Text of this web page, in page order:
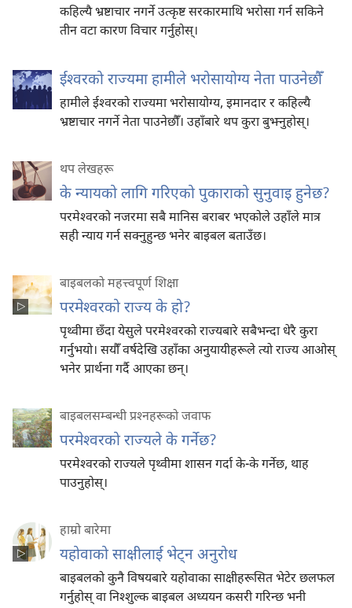
कहिल्यै भ्रष्टाचार नगर्ने उत्कृष्ट सरकारमाथि भरोसा गर्न सकिने
तीन वटा कारण विचार गर्नुहोस्‌।
ईश्‍वरको राज्यमा हामीले भरोसायोग्य नेता पाउनेछौँ
हामीले ईश्‍वरको राज्यमा भरोसायोग्य, इमानदार र कहिल्यै
भ्रष्टाचार नगर्ने नेता पाउनेछौँ। उहाँबारे थप कुरा बुझ्नुहोस्‌।
थप लेखहरू
के न्यायको लागि गरिएको पुकाराको सुनुवाइ हुनेछ?
परमेश्‍वरको नजरमा सबै मानिस बराबर भएकोले उहाँले मात्र
सही न्याय गर्न सक्नुहुन्छ भनेर बाइबल बताउँछ।
बाइबलको महत्त्वपूर्ण शिक्षा
परमेश्‍वरको राज्य के हो?
पृथ्वीमा छँदा येसुले परमेश्‍वरको राज्यबारे सबैभन्दा धेरै कुरा
गर्नुभयो। सयौँ वर्षदेखि उहाँका अनुयायीहरूले त्यो राज्य आओस्‌
भनेर प्रार्थना गर्दै आएका छन्‌।
बाइबलसम्बन्धी प्रश्‍नहरूको जवाफ
परमेश्‍वरको राज्यले के गर्नेछ?
परमेश्‍वरको राज्यले पृथ्वीमा शासन गर्दा के-के गर्नेछ, थाह
पाउनुहोस्‌।
हाम्रो बारेमा
यहोवाको साक्षीलाई भेट्‌न अनुरोध
बाइबलको कुनै विषयबारे यहोवाका साक्षीहरूसित भेटेर छलफल
गर्नुहोस्‌ वा निश्‍शुल्क बाइबल अध्ययन कसरी गरिन्छ भनी